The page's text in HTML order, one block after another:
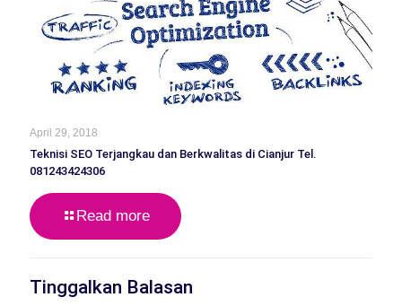
April 29, 2018
Teknisi SEO Terjangkau dan Berkwalitas di Cianjur Tel.
081243424306
Read more
Tinggalkan Balasan